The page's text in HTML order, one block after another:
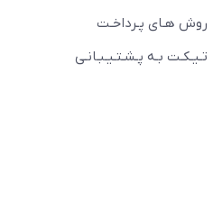
روش هـای پـرداخـت
تـیـکـت بـه پـشـتـیـبـانـی